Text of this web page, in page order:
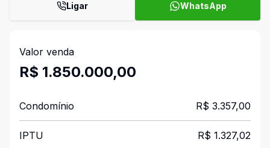
Ligar WhatsApp
Valor venda
R$ 1.850.000,00
Condomínio R$ 3.357,00
IPTU R$ 1.327,02